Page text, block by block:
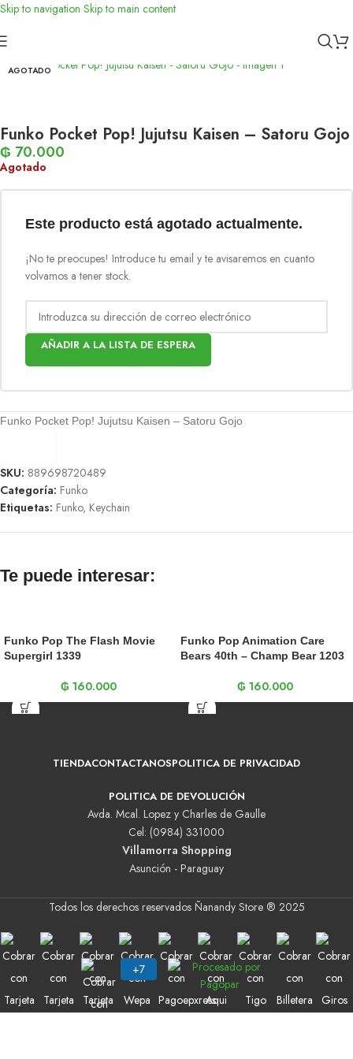
Skip to navigation Skip to main content
Inicio
AGOTADO
Funko Pocket Pop! Jujutsu Kaisen – Satoru Gojo
₲ 70.000
Agotado
Este producto está agotado actualmente.
¡No te preocupes! Introduce tu email y te avisaremos en cuanto
volvamos a tener stock.
AÑADIR A LA LISTA DE ESPERA
Funko Pocket Pop! Jujutsu Kaisen – Satoru Gojo
SKU: 889698720489
Categoría: Funko
Etiquetas: Funko, Keychain
Te puede interesar:
Funko Pop The Flash Movie
Supergirl 1339
₲ 160.000
Funko Pop Animation Care
Bears 40th – Champ Bear 1203
₲ 160.000
TIENDACONTACTANOSPOLITICA DE PRIVACIDAD
POLITICA DE DEVOLUCIÓN
Avda. Mcal. Lopez y Charles de Gaulle
Cel: (0984) 331000
Villamorra Shopping
Asunción - Paraguay
Todos los derechos reservados Ñanandy Store ® 2025
Buscar